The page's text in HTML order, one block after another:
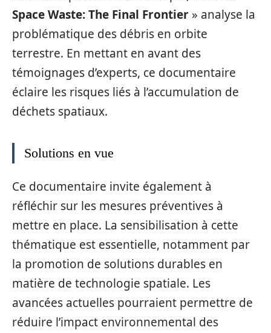
Space Waste: The Final Frontier » analyse la
problématique des débris en orbite
terrestre. En mettant en avant des
témoignages d’experts, ce documentaire
éclaire les risques liés à l’accumulation de
déchets spatiaux.
Solutions en vue
Ce documentaire invite également à
réfléchir sur les mesures préventives à
mettre en place. La sensibilisation à cette
thématique est essentielle, notamment par
la promotion de solutions durables en
matière de technologie spatiale. Les
avancées actuelles pourraient permettre de
réduire l’impact environnemental des